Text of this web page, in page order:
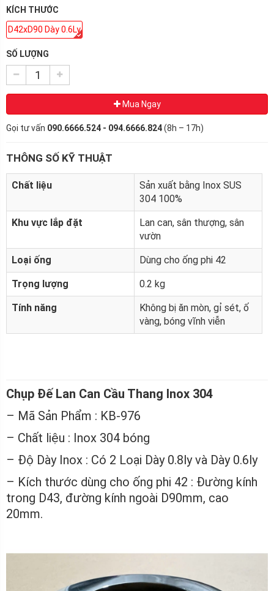
KÍCH THƯỚC
D42xD90 Dày 0.6Ly
SỐ LƯỢNG
Mua Ngay
Gọi tư vấn 090.6666.524 - 094.6666.824(8h – 17h)
THÔNG SỐ KỸ THUẬT
Chất liệu
Sản xuất bằng Inox SUS
304 100%
Khu vực lắp đặt
Lan can, sân thượng, sân
vườn
Loại ống Dùng cho ống phi 42
Trọng lượng 0.2 kg
Tính năng
Không bị ăn mòn, gỉ sét, ố
vàng, bóng vĩnh viễn
Chụp Đế Lan Can Cầu Thang Inox 304
– Mã Sản Phẩm : KB-976
– Chất liệu : Inox 304 bóng
– Độ Dày Inox : Có 2 Loại Dày 0.8ly và Dày 0.6ly
– Kích thước dùng cho ống phi 42 : Đường kính
trong D43, đường kính ngoài D90mm, cao
20mm.